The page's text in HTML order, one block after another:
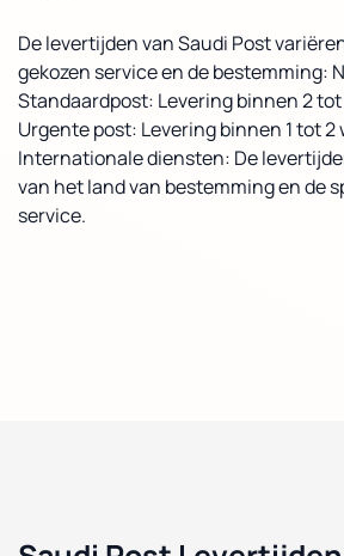
De levertijden van Saudi Post
gekozen service en de bestemming:
Standaardpost: Levering binnen 2
Urgente post: Levering binnen 1 tot 2
Internationale diensten: De
van het land van bestemming en de
service.